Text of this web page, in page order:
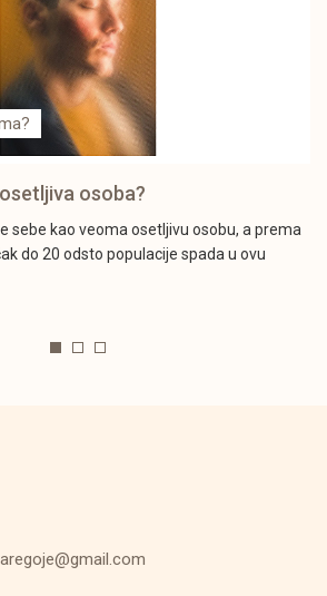
osoba?
sebe kao veoma osetljivu osobu, a prema
do 20 odsto populacije spada u ovu